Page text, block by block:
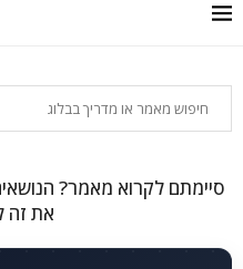
סיימתם לקרוא מאמר?
את זה